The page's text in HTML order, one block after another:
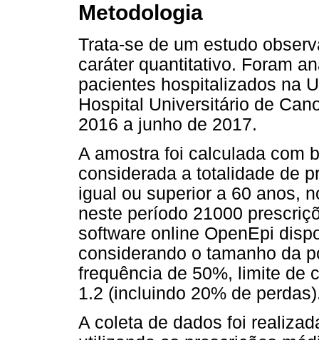
Metodologia
Trata-se de um estudo
caráter quantitativo. Foram
pacientes hospitalizados na
Hospital Universitário de
2016 a junho de 2017.
A amostra foi calculada com
considerada a totalidade de
igual ou superior a 60 anos,
neste período 21000
software online OpenEpi
considerando o tamanho da
frequência de 50%, limite de
1.2 (incluindo 20% de
A coleta de dados foi